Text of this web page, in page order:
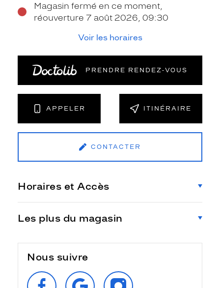
Magasin fermé en ce moment,
réouverture 7 août 2026, 09:30
Voir les horaires
PRENDRE RENDEZ‑VOUS
APPELER ITINÉRAIRE
CONTACTER
Horaires et Accès
Les plus du magasin
Nous suivre
SUIVEZ‑NOUS
SUR
RETROUVEZ‑NOUS
SUR
SUIVEZ‑NOUS
SUR